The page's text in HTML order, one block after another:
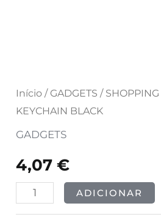
Início / GADGETS / SHOPPING
KEYCHAIN BLACK
GADGETS
4,07€
ADICIONAR